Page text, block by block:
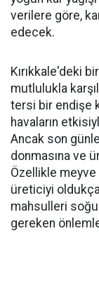
verilere göre,
edecek.
Kırıkkale'deki
mutlulukla
tersi bir endişe
havaların
Ancak son
donmasına ve
Özellikle meyve
üreticiyi
mahsulleri
gereken